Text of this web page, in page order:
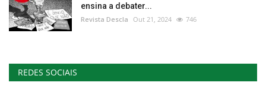
ensina a debater...
Revista Descla Out 21, 2024 746
REDES SOCIAIS